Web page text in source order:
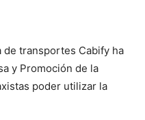
de transportes Cabify ha
y Promoción de la
poder utilizar la